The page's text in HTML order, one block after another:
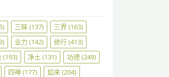
三昧(137) 三界(163)
业力 (142) 修行(413)
(193) 净土 (131) 功德(249)
四禅(177) 如来(204)